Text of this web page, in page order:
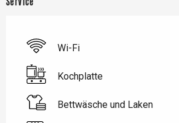
Wi-Fi
Kochplatte
Bettwäsche und Laken